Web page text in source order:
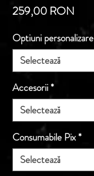
259,00 RON
Optiuni personalizare
Accesorii*
Consumabile Pix*